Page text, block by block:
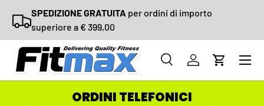
PASSA AI CONTENUTI
SPEDIZIONE GRATUITA per ordini di importo
superiore a € 399,00
CercaAccediCarrello
Menu
ORDINI TELEFONICI